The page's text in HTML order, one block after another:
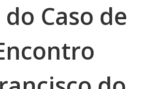
Caso de